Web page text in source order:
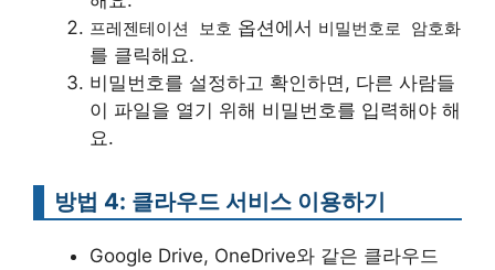
프레젠테이션 보호 옵션에서 비밀번호로 암호화
를 클릭해요.
비밀번호를 설정하고 확인하면, 다른 사람들
이 파일을 열기 위해 비밀번호를 입력해야 해
요.
방법 4: 클라우드 서비스 이용하기
Google Drive, OneDrive와 같은 클라우드